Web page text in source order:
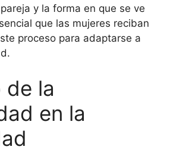
y la forma en que se ve
que las mujeres reciban
proceso para adaptarse a
de la
en la